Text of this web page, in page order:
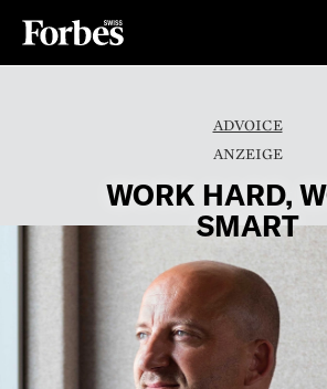
ADVOICE
WORK HARD,
SMART